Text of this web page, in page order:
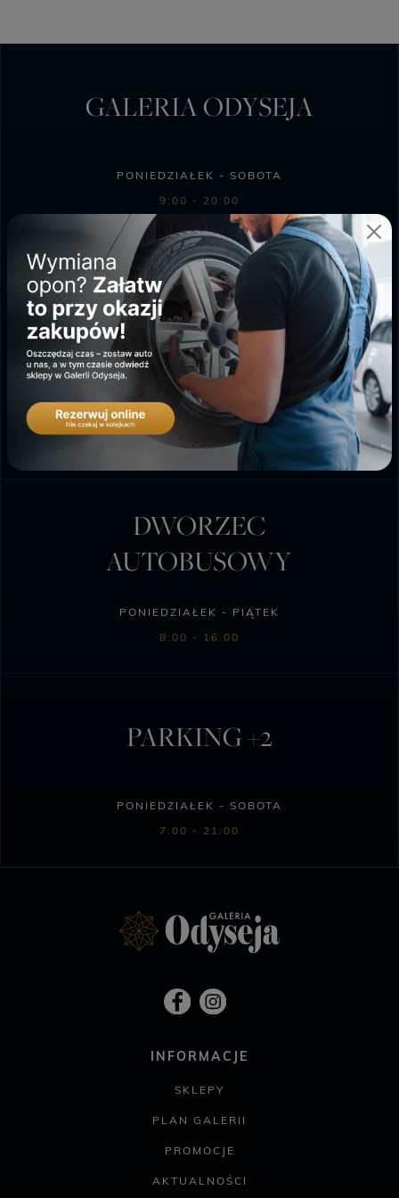
GALERIA ODYSEJA
PONIEDZIAŁEK - SOBOTA
9:00 - 20:00
NIEDZIELA HANDLOWA
10:00 - 18:00
SKLEP BIEDRONKA
PONIEDZIAŁEK - SOBOTA
6:00 - 23:00
DWORZEC
AUTOBUSOWY
PONIEDZIAŁEK - PIĄTEK
8:00 - 16:00
PARKING +2
PONIEDZIAŁEK - SOBOTA
7:00 - 21:00
INFORMACJE
SKLEPY
PLAN GALERII
PROMOCJE
AKTUALNOŚCI